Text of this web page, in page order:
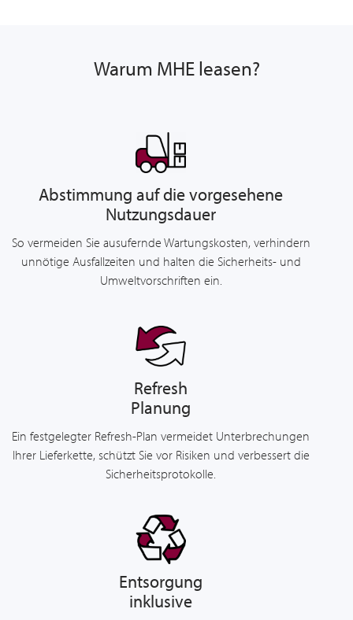
Warum MHE leasen?
Abstimmung auf die vorgesehene
Nutzungsdauer
So vermeiden Sie ausufernde Wartungskosten, verhindern
unnötige Ausfallzeiten und halten die Sicherheits- und
Umweltvorschriften ein.
Refresh
Planung
Ein festgelegter Refresh-Plan vermeidet Unterbrechungen
Ihrer Lieferkette, schützt Sie vor Risiken und verbessert die
Sicherheitsprotokolle.
Entsorgung
inklusive